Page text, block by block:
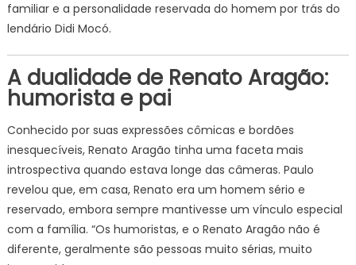
familiar e a personalidade reservada do homem por trás do
lendário Didi Mocó.
A dualidade de Renato Aragão:
humorista e pai
Conhecido por suas expressões cômicas e bordões
inesquecíveis, Renato Aragão tinha uma faceta mais
introspectiva quando estava longe das câmeras. Paulo
revelou que, em casa, Renato era um homem sério e
reservado, embora sempre mantivesse um vínculo especial
com a família. “Os humoristas, e o Renato Aragão não é
diferente, geralmente são pessoas muito sérias, muito